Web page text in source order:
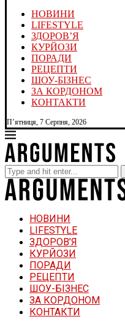
НОВИНИ
LIFESTYLE
ЗДОРОВ’Я
КУРЙОЗИ
ПОРАДИ
РЕЦЕПТИ
ШОУ-БІЗНЕС
ЗА КОРДОНОМ
КОНТАКТИ
П’ятниця, 7 Серпня, 2026
НОВИНИ
LIFESTYLE
ЗДОРОВ’Я
КУРЙОЗИ
ПОРАДИ
РЕЦЕПТИ
ШОУ-БІЗНЕС
ЗА КОРДОНОМ
КОНТАКТИ